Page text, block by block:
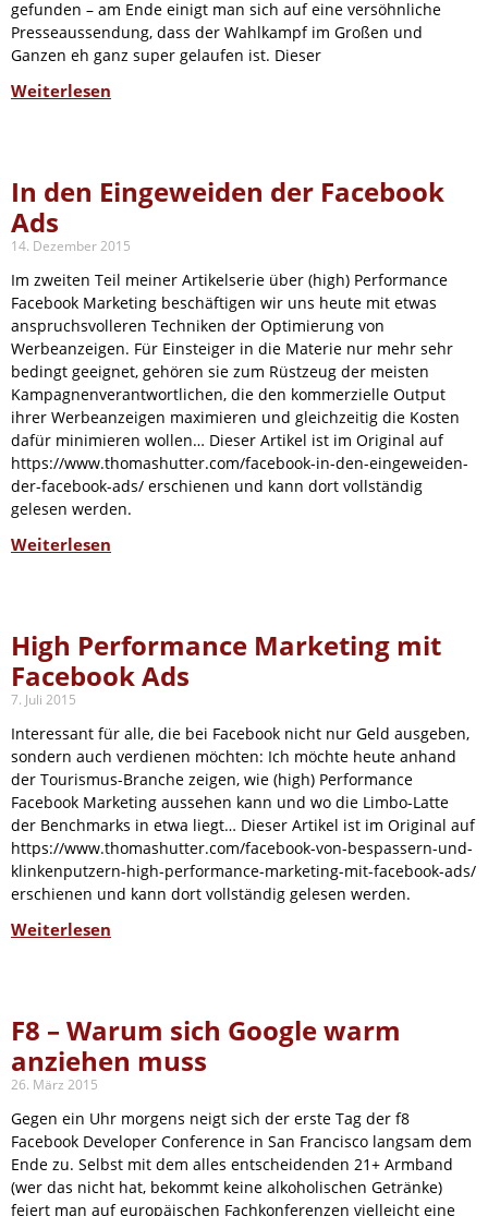
gefunden – am Ende einigt man sich auf eine versöhnliche
Presseaussendung, dass der Wahlkampf im Großen und
Ganzen eh ganz super gelaufen ist. Dieser
Weiterlesen
In den Eingeweiden der Facebook
Ads
14. Dezember 2015
Im zweiten Teil meiner Artikelserie über (high) Performance
Facebook Marketing beschäftigen wir uns heute mit etwas
anspruchsvolleren Techniken der Optimierung von
Werbeanzeigen. Für Einsteiger in die Materie nur mehr sehr
bedingt geeignet, gehören sie zum Rüstzeug der meisten
Kampagnenverantwortlichen, die den kommerzielle Output
ihrer Werbeanzeigen maximieren und gleichzeitig die Kosten
dafür minimieren wollen… Dieser Artikel ist im Original auf
https://www.thomashutter.com/facebook-in-den-eingeweiden-
der-facebook-ads/ erschienen und kann dort vollständig
gelesen werden.
Weiterlesen
High Performance Marketing mit
Facebook Ads
7. Juli 2015
Interessant für alle, die bei Facebook nicht nur Geld ausgeben,
sondern auch verdienen möchten: Ich möchte heute anhand
der Tourismus-Branche zeigen, wie (high) Performance
Facebook Marketing aussehen kann und wo die Limbo-Latte
der Benchmarks in etwa liegt… Dieser Artikel ist im Original auf
https://www.thomashutter.com/facebook-von-bespassern-und-
klinkenputzern-high-performance-marketing-mit-facebook-ads/
erschienen und kann dort vollständig gelesen werden.
Weiterlesen
F8 – Warum sich Google warm
anziehen muss
26. März 2015
Gegen ein Uhr morgens neigt sich der erste Tag der f8
Facebook Developer Conference in San Francisco langsam dem
Ende zu. Selbst mit dem alles entscheidenden 21+ Armband
(wer das nicht hat, bekommt keine alkoholischen Getränke)
feiert man auf europäischen Fachkonferenzen vielleicht eine